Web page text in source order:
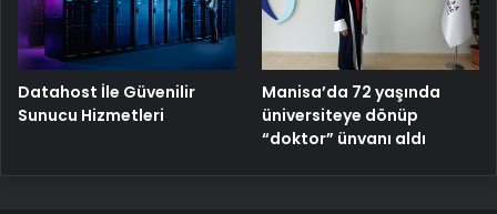
Datahost İle Güvenilir
Sunucu Hizmetleri
Manisa’da 72 yaşında
üniversiteye dönüp
“doktor” ünvanı aldı